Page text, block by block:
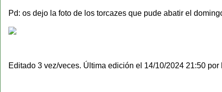
Pd: os dejo la foto de los torcazes que pude abatir el
Editado 3 vez/veces. Última edición el 14/10/2024 21:50 por